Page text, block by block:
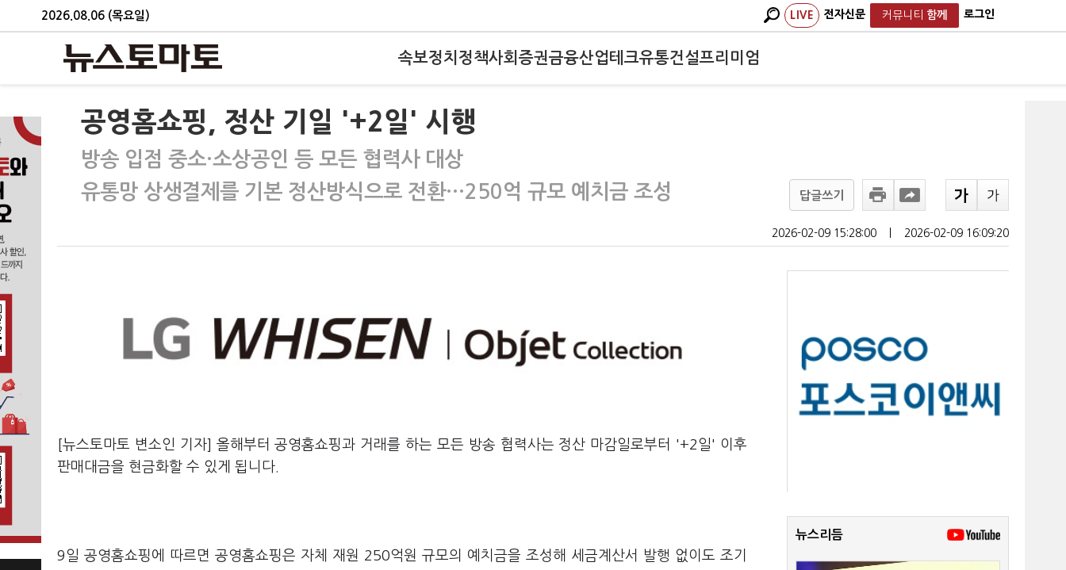
2026.08.06 (목요일) LIVE 전자신문 커뮤니티 함께 로그인
속보정치 정책사회 증권금융산업테크유통건설프리미엄
공영홈쇼핑, 정산 기일 '+2일' 시행
방송 입점 중소·소상공인 등 모든 협력사 대상
유통망 상생결제를 기본 정산방식으로 전환…250억 규모 예치금 조성
답글쓰기
2026-02-09 15:28:00 2026-02-09 16:09:20
[뉴스토마토 변소인 기자] 올해부터 공영홈쇼핑과 거래를 하는 모든 방송 협력사는 정산 마감일로부터 '+2일' 이후
판매대금을 현금화할 수 있게 됩니다.
9일 공영홈쇼핑에 따르면 공영홈쇼핑은 자체 재원 250억원 규모의 예치금을 조성해 세금계산서 발행 없이도 조기
뉴스리듬